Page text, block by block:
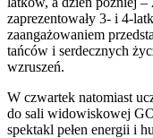
zaprezentowały 3- i 4-
zaangażowaniem
tańców i serdecznych
wzruszeń.
W czwartek natomiast
do sali widowiskowej
spektakl pełen energii i